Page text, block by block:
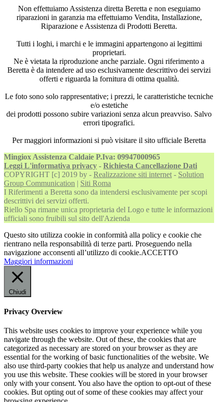
Non effettuiamo Assistenza diretta Beretta e non eseguiamo
riparazioni in garanzia ma effettuiamo Vendita, Installazione,
Riparazione e Assistenza di Prodotti Beretta.
Tutti i loghi, i marchi e le immagini appartengono ai legittimi
proprietari.
Ne è vietata la riproduzione anche parziale. Ogni riferimento a
Beretta è da intendere ad uso esclusivamente descrittivo dei servizi
offerti e riguarda la fornitura di ottima qualità.
Le foto sono solo rappresentative; i prezzi, le caratteristiche tecniche
e/o estetiche
dei prodotti possono subire variazioni senza alcun preavviso. Salvo
errori tipografici.
Per maggiori informazioni si può visitare il sito ufficiale Beretta
Mingiox Assistenza Caldaie P.Iva: 09947000965
Leggi L'informativa privacy - Richiesta Cancellazione Dati
COPYRIGHT [c] 2019 by - Realizzazione siti internet - Solution
Group Communication | Siti Roma
I Riferimenti a Beretta sono da intendersi esclusivamente per scopi
descrittivi dei servizi offerti.
Riello Spa rimane unica proprietaria del Logo e tutte le informazioni
ufficiali sono fruibili sul sito dell'Azienda
Questo sito utilizza cookie in conformità alla policy e cookie che
rientrano nella responsabilità di terze parti. Proseguendo nella
navigazione acconsenti all’utilizzo di cookie.ACCETTO
Maggiori informazioni
Chiudi
Privacy Overview
This website uses cookies to improve your experience while you
navigate through the website. Out of these, the cookies that are
categorized as necessary are stored on your browser as they are
essential for the working of basic functionalities of the website. We
also use third-party cookies that help us analyze and understand how
you use this website. These cookies will be stored in your browser
only with your consent. You also have the option to opt-out of these
cookies. But opting out of some of these cookies may affect your